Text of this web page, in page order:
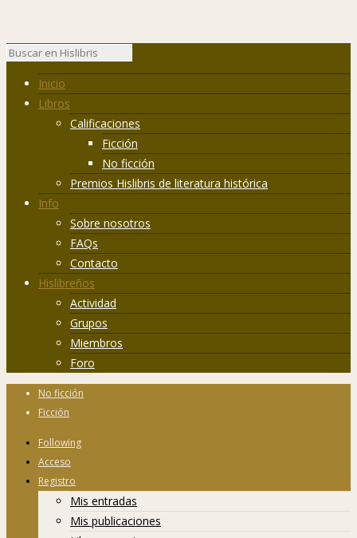
Inicio
Libros
Calificaciones
Ficción
No ficción
Premios Hislibris de literatura histórica
Info
Sobre nosotros
FAQs
Contacto
Hislibreños
Actividad
Grupos
Miembros
Foro
No ficción
Ficción
Following
Acceso
Registro
Mis entradas
Mis publicaciones